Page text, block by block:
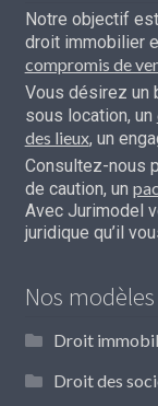
Notre objectif
droit immobilier
compromis de
Vous désirez un
sous location, un
des lieux, un
Consultez-nous
de caution, un
Avec Jurimodel
juridique qu’il
Nos modèles
Droit
Droit des